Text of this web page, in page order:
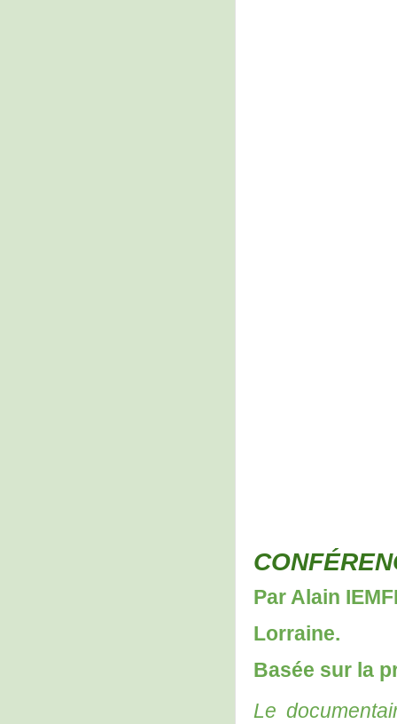
Par Alain
Lorraine.
Basée sur la
Le